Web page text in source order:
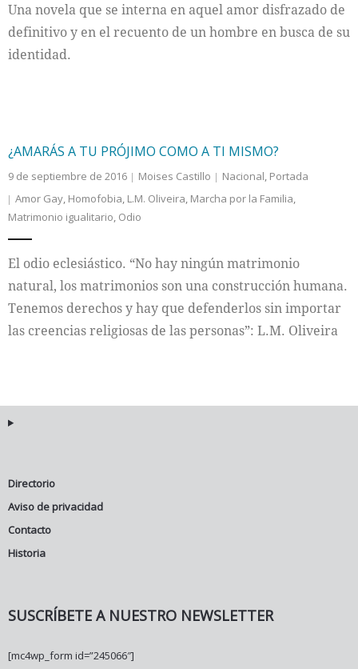
Cultura
Una novela que se interna en aquel amor disfrazado de
definitivo y en el recuento de un hombre en busca de su
identidad.
¿AMARÁS A TU PRÓJIMO COMO A TI MISMO?
9 de septiembre de 2016 Moises Castillo Nacional, Portada
Amor Gay, Homofobia, L.M. Oliveira, Marcha por la Familia,
Matrimonio igualitario, Odio
El odio eclesiástico. “No hay ningún matrimonio
natural, los matrimonios son una construcción humana.
Tenemos derechos y hay que defenderlos sin importar
las creencias religiosas de las personas”: L.M. Oliveira
Directorio
Aviso de privacidad
Contacto
Historia
SUSCRÍBETE A NUESTRO NEWSLETTER
[mc4wp_form id=”245066″]